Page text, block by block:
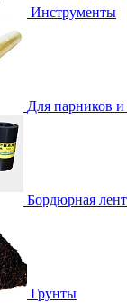
Инструменты
Для парников и
Бордюрная
Грунты